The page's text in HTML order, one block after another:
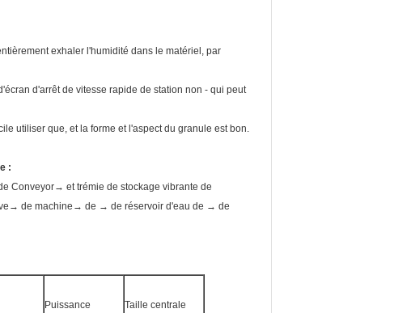
exhaler l'humidité dans le matériel, par
d'arrêt de vitesse rapide de station non - qui peut
utiliser que, et la forme et l'aspect du granule est bon.
:
Conveyor→ et trémie de stockage vibrante de
de machine→ de → de réservoir d'eau de → de
Puissance Taille centrale